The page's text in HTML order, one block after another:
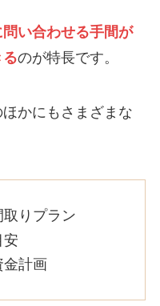
い合わせる手間が
のが特長です。
かにもさまざまな
りプラン
安
金計画